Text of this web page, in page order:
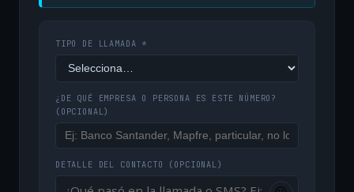
TIPO DE LLAMADA *
¿DE QUÉ EMPRESA O PERSONA ES ESTE NÚMERO?
(OPCIONAL)
DETALLE DEL CONTACTO (OPCIONAL)